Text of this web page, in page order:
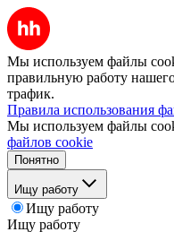
Мы используем файлы
правильную работу
трафик.
Правила использования
Мы используем файлы
файлов cookie
Понятно
Ищу работу
Ищу работу
Ищу работу